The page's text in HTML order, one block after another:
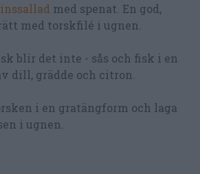
med spenat. En god,
med torskfilé i ugnen.
blir det inte - sås och fisk i en
dill, grädde och citron.
i en gratängform och laga
i ugnen.